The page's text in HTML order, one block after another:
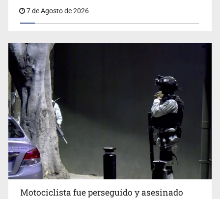
7 de Agosto de 2026
Motociclista fue perseguido y asesinado